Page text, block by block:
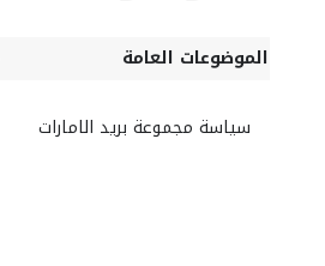
الموضوعات العامة
سياسة مجموعة بريد الامارات